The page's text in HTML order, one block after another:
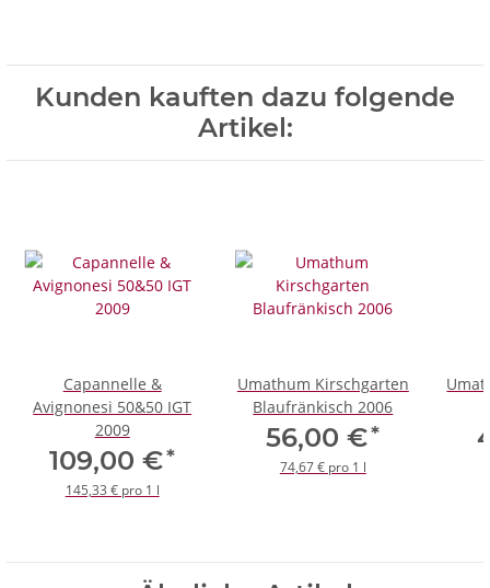
Kunden kauften dazu folgende
Artikel:
Capannelle &
Avignonesi 50&50 IGT
2009
109,00 €*
145,33 € pro 1 l
Umathum Kirschgarten
Blaufränkisch 2006
56,00 €*
74,67 € pro 1 l